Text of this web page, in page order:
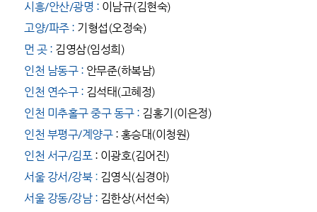
시흥/안산/광명 : 이남규(김현숙)
고양/파주 : 기형섭(오정숙)
먼 곳 : 김영삼(임성희)
인천 남동구 : 안무준(하복남)
인천 연수구 : 김석태(고혜정)
인천 미추홀구 중구 동구 : 김홍기 (이은정)
인천 부평구/계양구: 홍승대(이청원)
인천 서구/김포 : 이광호(김어진)
서울 강서/강북 : 김영식(심경아)
서울 강동/강남 : 김한상(서선숙)